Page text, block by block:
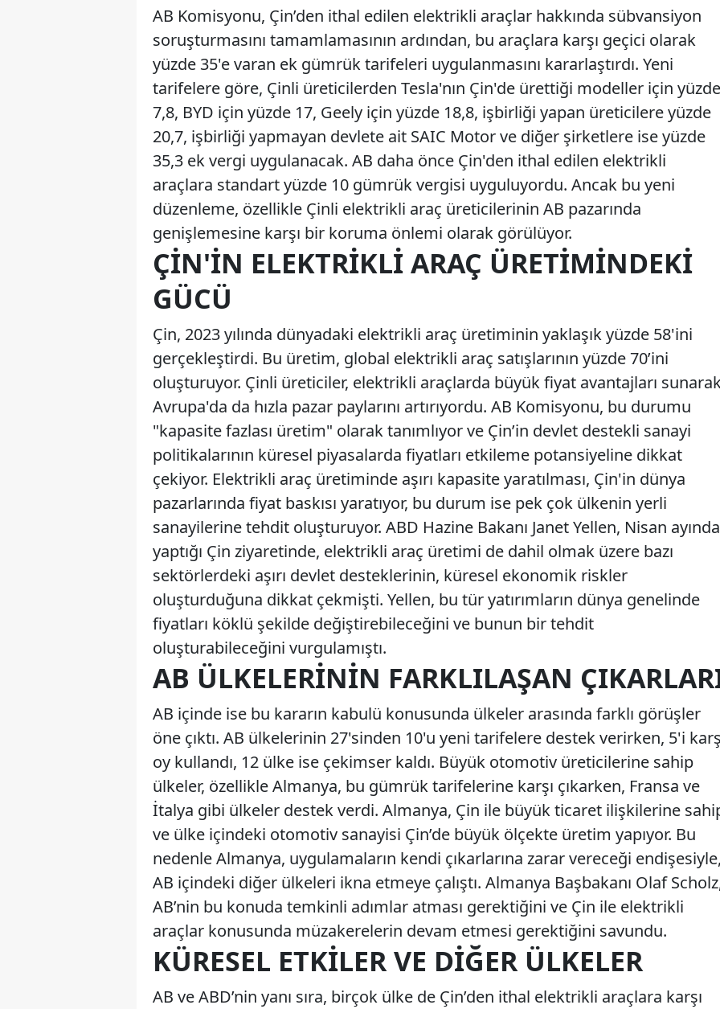
AB Komisyonu, Çin’den ithal edilen elektrikli araçlar hakkında sübvansiyon
soruşturmasını tamamlamasının ardından, bu araçlara karşı geçici olarak
yüzde 35'e varan ek gümrük tarifeleri uygulanmasını kararlaştırdı. Yeni
tarifelere göre, Çinli üreticilerden Tesla'nın Çin'de ürettiği modeller için yüzde
7,8, BYD için yüzde 17, Geely için yüzde 18,8, işbirliği yapan üreticilere yüzde
20,7, işbirliği yapmayan devlete ait SAIC Motor ve diğer şirketlere ise yüzde
35,3 ek vergi uygulanacak. AB daha önce Çin'den ithal edilen elektrikli
araçlara standart yüzde 10 gümrük vergisi uyguluyordu. Ancak bu yeni
düzenleme, özellikle Çinli elektrikli araç üreticilerinin AB pazarında
genişlemesine karşı bir koruma önlemi olarak görülüyor.
ÇIN'IN ELEKTRIKLI ARAÇ ÜRETIMINDEKI
GÜCÜ
Çin, 2023 yılında dünyadaki elektrikli araç üretiminin yaklaşık yüzde 58'ini
gerçekleştirdi. Bu üretim, global elektrikli araç satışlarının yüzde 70’ini
oluşturuyor. Çinli üreticiler, elektrikli araçlarda büyük fiyat avantajları
Avrupa'da da hızla pazar paylarını artırıyordu. AB Komisyonu, bu durumu
"kapasite fazlası üretim" olarak tanımlıyor ve Çin’in devlet destekli sanayi
politikalarının küresel piyasalarda fiyatları etkileme potansiyeline dikkat
çekiyor. Elektrikli araç üretiminde aşırı kapasite yaratılması, Çin'in dünya
pazarlarında fiyat baskısı yaratıyor, bu durum ise pek çok ülkenin yerli
sanayilerine tehdit oluşturuyor. ABD Hazine Bakanı Janet Yellen, Nisan ayında
yaptığı Çin ziyaretinde, elektrikli araç üretimi de dahil olmak üzere bazı
sektörlerdeki aşırı devlet desteklerinin, küresel ekonomik riskler
oluşturduğuna dikkat çekmişti. Yellen, bu tür yatırımların dünya genelinde
fiyatları köklü şekilde değiştirebileceğini ve bunun bir tehdit
oluşturabileceğini vurgulamıştı.
AB ÜLKELERININ FARKLILAŞAN
AB içinde ise bu kararın kabulü konusunda ülkeler arasında farklı görüşler
öne çıktı. AB ülkelerinin 27'sinden 10'u yeni tarifelere destek verirken, 5'i
oy kullandı, 12 ülke ise çekimser kaldı. Büyük otomotiv üreticilerine sahip
ülkeler, özellikle Almanya, bu gümrük tarifelerine karşı çıkarken, Fransa ve
İtalya gibi ülkeler destek verdi. Almanya, Çin ile büyük ticaret ilişkilerine
ve ülke içindeki otomotiv sanayisi Çin’de büyük ölçekte üretim yapıyor. Bu
nedenle Almanya, uygulamaların kendi çıkarlarına zarar vereceği
AB içindeki diğer ülkeleri ikna etmeye çalıştı. Almanya Başbakanı Olaf
AB’nin bu konuda temkinli adımlar atması gerektiğini ve Çin ile elektrikli
araçlar konusunda müzakerelerin devam etmesi gerektiğini savundu.
KÜRESEL ETKILER VE DIĞER ÜLKELER
AB ve ABD’nin yanı sıra, birçok ülke de Çin’den ithal elektrikli araçlara karşı